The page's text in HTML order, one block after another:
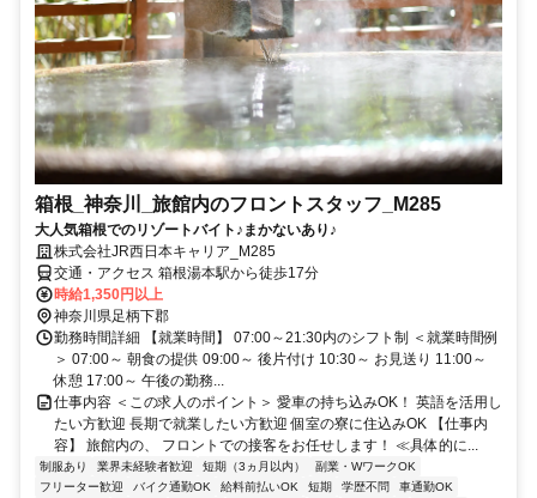
箱根_神奈川_旅館内のフロントスタッフ_M285
大人気箱根でのリゾートバイト♪まかないあり♪
株式会社JR西日本キャリア_M285
交通・アクセス 箱根湯本駅から徒歩17分
時給1,350円以上
神奈川県足柄下郡
勤務時間詳細 【就業時間】 07:00～21:30内のシフト制 ＜就業時間例
＞ 07:00～ 朝食の提供 09:00～ 後片付け 10:30～ お見送り 11:00～
休憩 17:00～ 午後の勤務...
仕事内容 ＜この求人のポイント＞ 愛車の持ち込みOK！ 英語を活用し
たい方歓迎 長期で就業したい方歓迎 個室の寮に住込みOK 【仕事内
容】 旅館内の、 フロントでの接客をお任せします！ ≪具体的に...
制服あり 業界未経験者歓迎 短期（3ヵ月以内）
副業・WワークOK
フリーター歓迎
バイク通勤OK 給料前払いOK 短期 学歴不問
車通勤OK